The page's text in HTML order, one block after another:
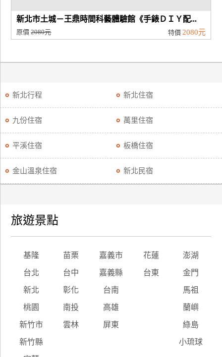
新北市土城－王鼎時間科藝體驗館《手錶ＤＩＹ配...
原價2080元 特價 2080元
新北行程 新北住宿
九份住宿 萬里住宿
平溪住宿 板橋住宿
金山溫泉住宿 新北民宿
旅遊景點
基隆 苗栗 嘉義市 花蓮 澎湖
台北 台中 嘉義縣 台東 金門
新北 彰化 台南 馬祖
桃園 南投 高雄 蘭嶼
新竹市 雲林 屏東 綠島
新竹縣 小琉球